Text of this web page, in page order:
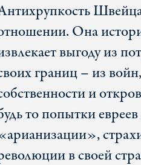
Она
выгоду из
границ – из
и
то попытки
в своей